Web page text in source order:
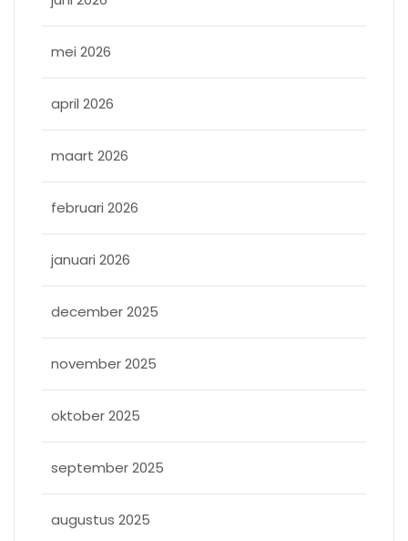
mei 2026
april 2026
maart 2026
februari 2026
januari 2026
december 2025
november 2025
oktober 2025
september 2025
augustus 2025